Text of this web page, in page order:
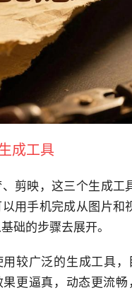
成工具
剪映，这三个生成工
用手机完成从图片和
础的步骤去展开。
用较广泛的生成工具，
果更逼真，动态更流